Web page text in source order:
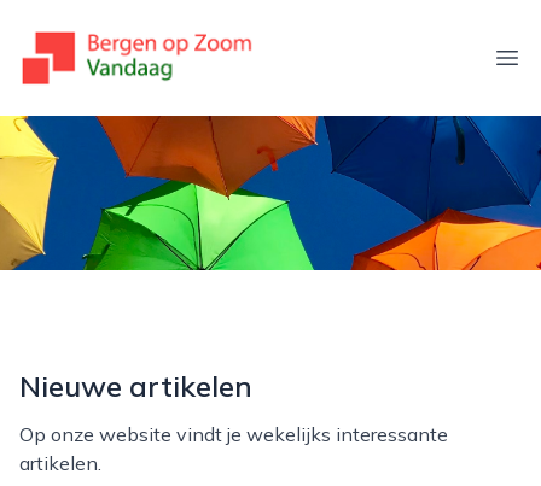
bergenopzoomvandaag.nl
Nieuwe artikelen
Op onze website vindt je wekelijks interessante
artikelen.